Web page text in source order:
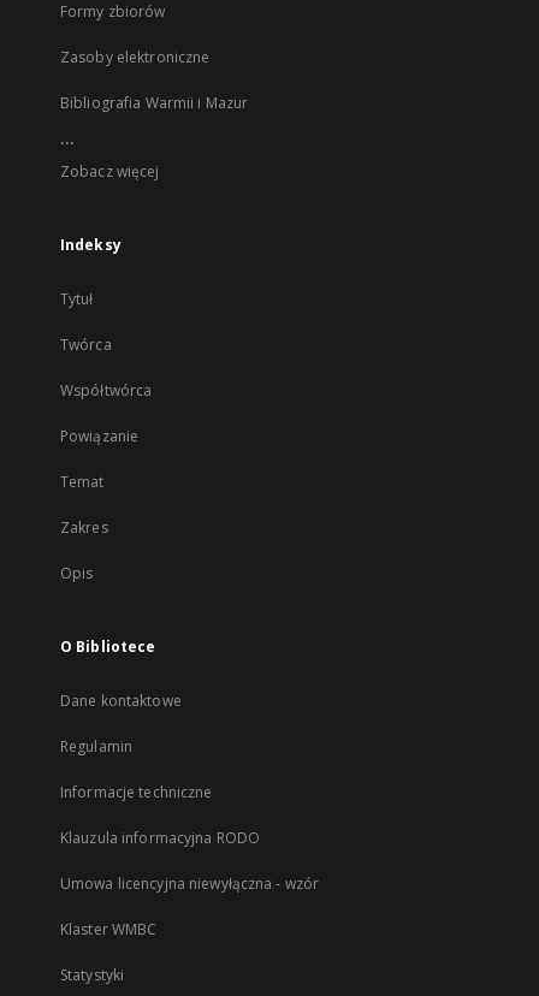
Formy zbiorów
Zasoby elektroniczne
Bibliografia Warmii i Mazur
...
Zobacz więcej
Indeksy
Tytuł
Twórca
Współtwórca
Powiązanie
Temat
Zakres
Opis
O Bibliotece
Dane kontaktowe
Regulamin
Informacje techniczne
Klauzula informacyjna RODO
Umowa licencyjna niewyłączna - wzór
Klaster WMBC
Statystyki